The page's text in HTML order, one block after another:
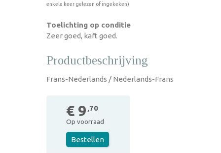
enkele keer gelezen of ingekeken)
Toelichting op conditie
Zeer goed, kaft goed.
Productbeschrijving
Frans-Nederlands / Nederlands-Frans
€ 9 ,70
Op voorraad
Bestellen